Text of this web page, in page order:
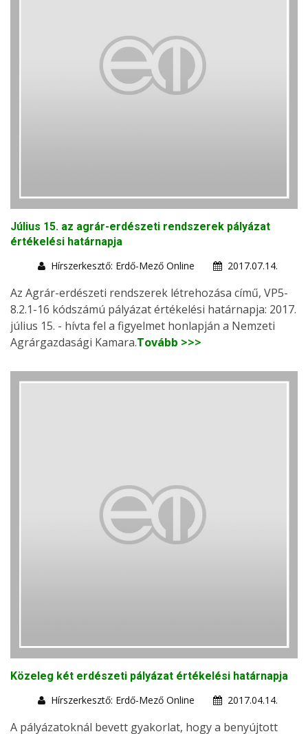
Július 15. az agrár-erdészeti rendszerek pályázat
értékelési határnapja
Hírszerkesztő: Erdő-Mező Online
2017.07.14.
Az Agrár-erdészeti rendszerek létrehozása című, VP5-
8.2.1-16 kódszámú pályázat értékelési határnapja: 2017.
július 15. - hívta fel a figyelmet honlapján a Nemzeti
Agrárgazdasági Kamara.Tovább >>>
Közeleg két erdészeti pályázat értékelési határnapja
Hírszerkesztő: Erdő-Mező Online
2017.04.14.
A pályázatoknál bevett gyakorlat, hogy a benyújtott